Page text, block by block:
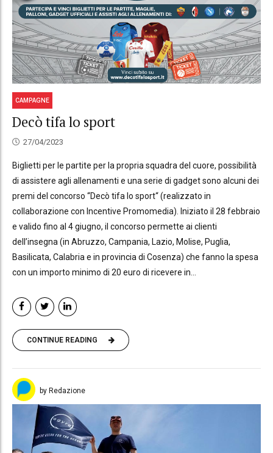
CAMPAGNE
Decò tifa lo sport
27/04/2023
Biglietti per le partite per la propria squadra del cuore, possibilità
di assistere agli allenamenti e una serie di gadget sono alcuni dei
premi del concorso “Decò tifa lo sport“ (realizzato in
collaborazione con Incentive Promomedia). Iniziato il 28 febbraio
e valido fino al 4 giugno, il concorso permette ai clienti
dell’insegna (in Abruzzo, Campania, Lazio, Molise, Puglia,
Basilicata, Calabria e in provincia di Cosenza) che fanno la spesa
con un importo minimo di 20 euro di ricevere in...
CONTINUE READING
by Redazione